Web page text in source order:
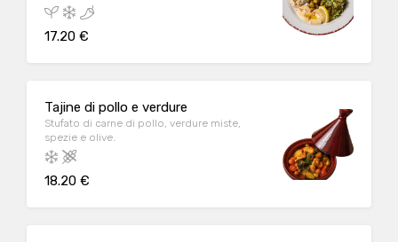
17.20 €
Tajine di pollo e verdure
Stufato di carne di pollo, verdure miste,
spezie e olive.
18.20 €